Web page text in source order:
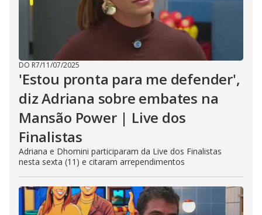
DO R7/11/07/2025
'Estou pronta para me defender',
diz Adriana sobre embates na
Mansão Power | Live dos
Finalistas
Adriana e Dhomini participaram da Live dos Finalistas
nesta sexta (11) e citaram arrependimentos